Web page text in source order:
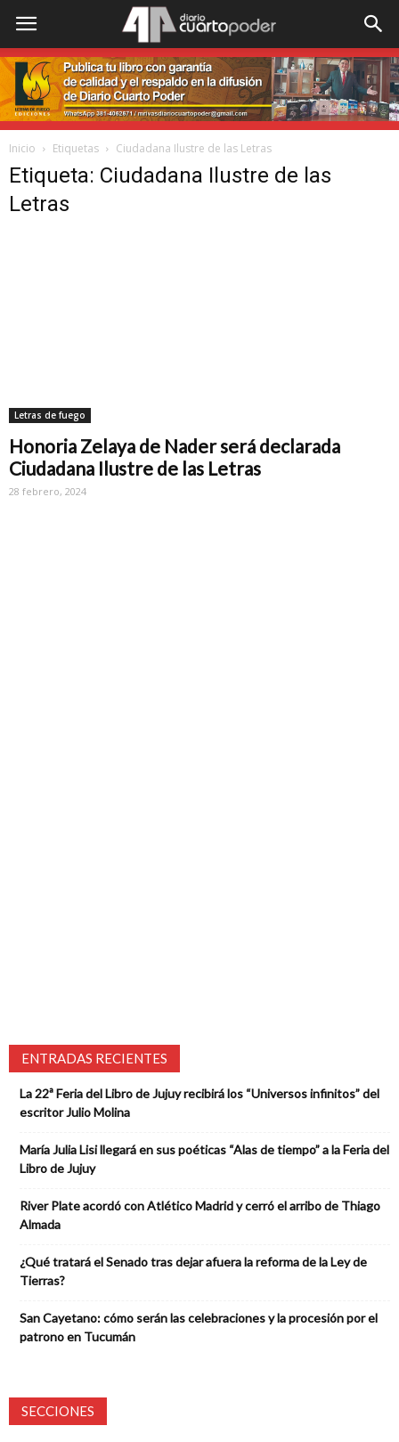
Inicio Etiquetas Ciudadana Ilustre de las Letras
Etiqueta: Ciudadana Ilustre de las
Letras
Letras de fuego
Honoria Zelaya de Nader será declarada
Ciudadana Ilustre de las Letras
28 febrero, 2024
ENTRADAS RECIENTES
La 22ª Feria del Libro de Jujuy recibirá los “Universos infinitos” del
escritor Julio Molina
María Julia Lisi llegará en sus poéticas “Alas de tiempo” a la Feria del
Libro de Jujuy
River Plate acordó con Atlético Madrid y cerró el arribo de Thiago
Almada
¿Qué tratará el Senado tras dejar afuera la reforma de la Ley de
Tierras?
San Cayetano: cómo serán las celebraciones y la procesión por el
patrono en Tucumán
SECCIONES